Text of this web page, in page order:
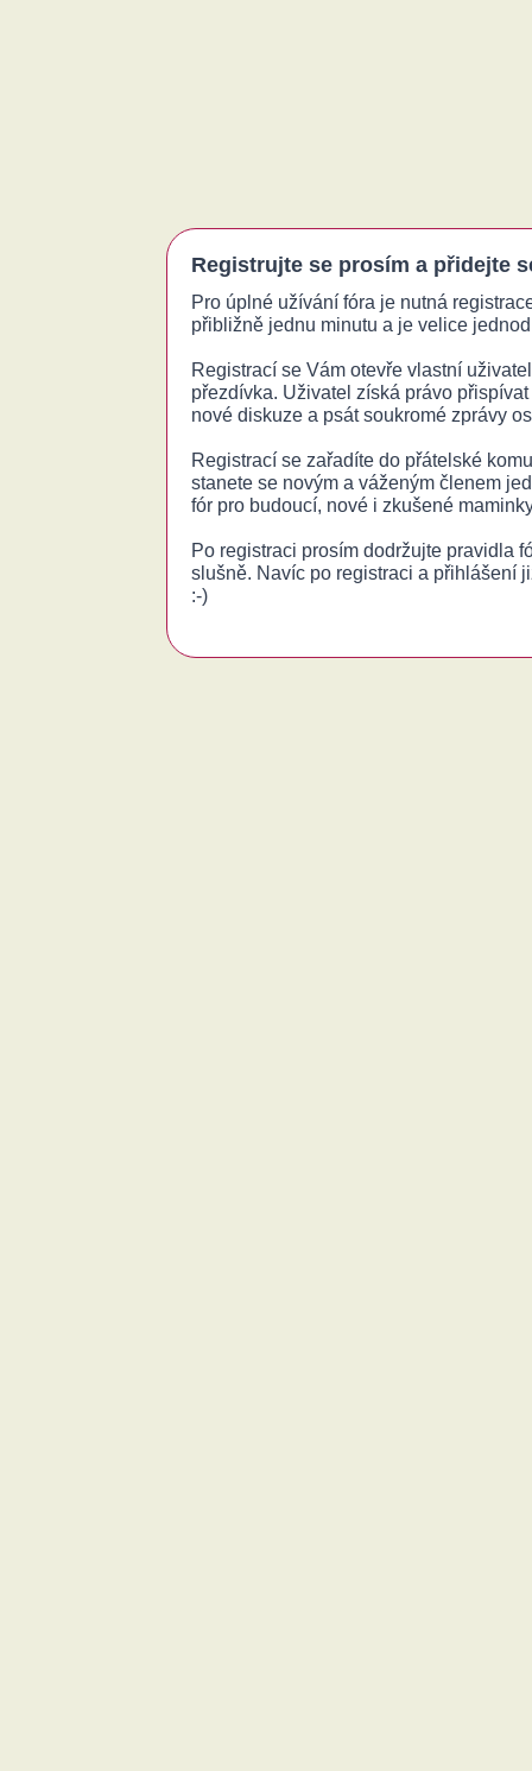
Registrujte se prosím a přidejte
Pro úplné užívání fóra je nutná
přibližně jednu minutu a je velice
Registrací se Vám otevře vlastní
přezdívka. Uživatel získá právo
nové diskuze a psát soukromé zprávy
Registrací se zařadíte do přátelské
stanete se novým a váženým členem
fór pro budoucí, nové i zkušené
Po registraci prosím dodržujte pravidla
slušně. Navíc po registraci a přihlášení
:-)